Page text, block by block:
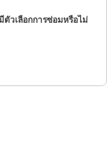
ตัวเลือกการซ่อมหรือไม่